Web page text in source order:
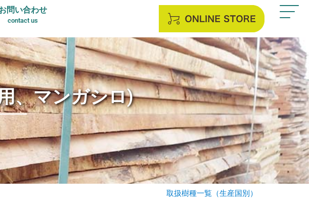
問い合わせ
contact us
、マンガシロ)
取扱樹種一覧（生産国別）